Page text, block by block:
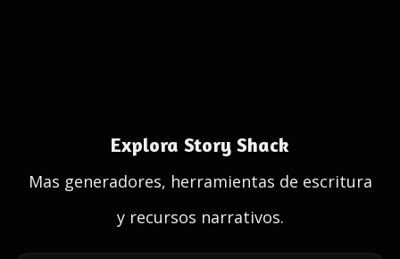
Explora Story Shack
Mas generadores, herramientas de escritura
y recursos narrativos.